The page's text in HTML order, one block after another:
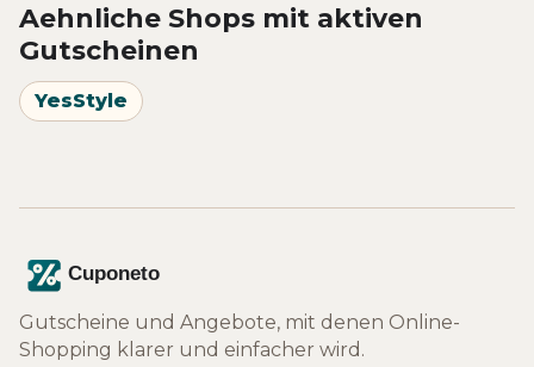
Aehnliche Shops mit aktiven
Gutscheinen
YesStyle
Gutscheine und Angebote, mit denen Online-
Shopping klarer und einfacher wird.